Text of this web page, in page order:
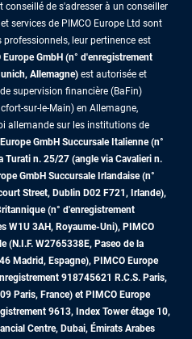
de s'adresser à un conseiller
services de PIMCO Europe Ltd sont
leur pertinence est
Europe GmbH (n° d'enregistrement
Allemagne) est autorisée et
supervision financière (BaFin)
sur-le-Main) en Allemagne,
allemande sur les institutions de
GmbH Succursale Italienne (n°
n. 25/27 (angle via Cavalieri n.
GmbH Succursale Irlandaise (n°
Street, Dublin D02 F721, Irlande),
(n° d'enregistrement
W1U 3AH, Royaume-Uni), PIMCO
(N.I.F. W2765338E, Paseo de la
Madrid, Espagne), PIMCO Europe
918745621 R.C.S. Paris,
Paris, France) et PIMCO Europe
9613, Index Tower étage 10,
Centre, Dubai, Émirats Arabes